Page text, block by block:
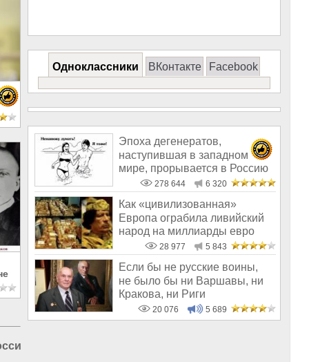
Одноклассники ВКонтакте Facebook
Эпоха дегенератов,
наступившая в западном
мире, прорывается в Россию
278 644 6 320
Как «цивилизованная»
Европа ограбила ливийский
народ на миллиарды евро
28 977 5 843
Если бы не русские воины,
не было бы ни Варшавы, ни
Кракова, ни Риги
20 076 5 689